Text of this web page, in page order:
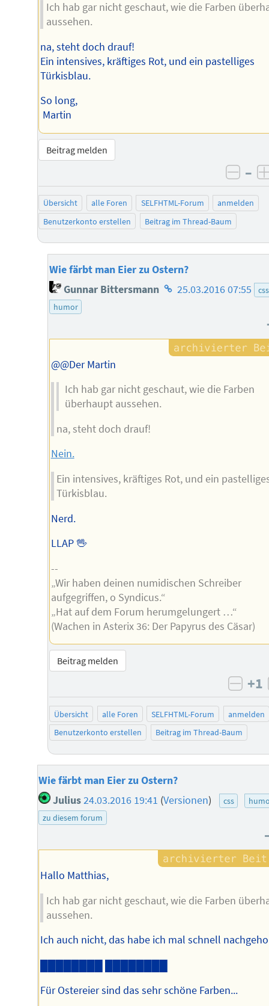
Ich hab gar nicht geschaut, wie die Farben
aussehen.
na, steht doch drauf!
Ein intensives, kräftiges Rot, und ein pastelliges
Türkisblau.
So long,
Martin
Beitrag melden
–
Übersicht alle Foren SELFHTML-Forum
anmelden
Benutzerkonto erstellen
Beitrag im Thread-Baum
Wie färbt man Eier zu Ostern?
Gunnar Bittersmann Homepage
25.03.2016 07:55
css
humor
@@Der Martin
Ich hab gar nicht geschaut, wie die Farben
überhaupt aussehen.
na, steht doch drauf!
Nein.
Ein intensives, kräftiges Rot, und ein
Türkisblau.
Nerd.
LLAP 🖖
--
„Wir haben deinen numidischen Schreiber
aufgegriffen, o Syndicus.“
„Hat auf dem Forum herumgelungert …“
(Wachen in Asterix 36: Der Papyrus des Cäsar)
Beitrag melden
+1
Übersicht alle Foren SELFHTML-Forum
anmelden
Benutzerkonto erstellen
Beitrag im Thread-Baum
Wie färbt man Eier zu Ostern?
Julius24.03.2016 19:41 (Versionen) css
zu diesem forum
Hallo Matthias,
Ich hab gar nicht geschaut, wie die Farben
aussehen.
Ich auch nicht, das habe ich mal schnell
Für Ostereier sind das sehr schöne Farben...